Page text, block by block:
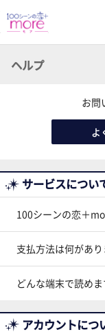
ヘルプ
お問
よ
サービスについ
100シーンの恋＋
支払方法は何があり
どんな端末で読めま
アカウントにつ